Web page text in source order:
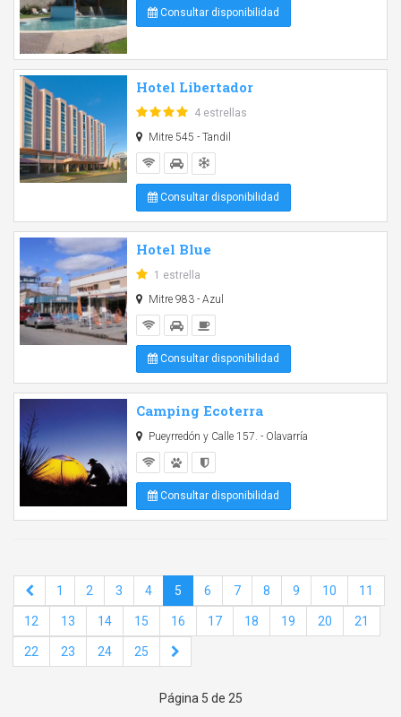
Consultar disponibilidad
Hotel Libertador
4 estrellas
Mitre 545 - Tandil
Consultar disponibilidad
Hotel Blue
1 estrella
Mitre 983 - Azul
Consultar disponibilidad
Camping Ecoterra
Pueyrredón y Calle 157. - Olavarría
Consultar disponibilidad
1 2 3 4 5 6 7 8 9 10 11
12 13 14 15 16 17 18 19 20 21
22 23 24 25
Página 5 de 25